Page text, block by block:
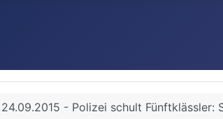
24.09.2015 - Polizei schult Fünftklässler: